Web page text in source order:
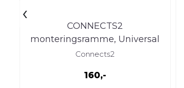
CONNECTS2
monteringsramme, Universal
2-DIN monteringsramme
Connects2
160,-
‹